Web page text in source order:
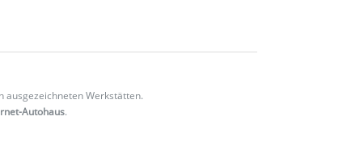
ausgezeichneten Werkstätten.
Autohaus.